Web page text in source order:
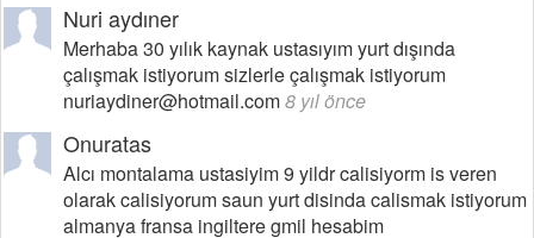
Nuri aydıner
Merhaba 30 yılık kaynak ustasıyım yurt dışında
çalışmak istiyorum sizlerle çalışmak istiyorum
nuriaydiner@hotmail.com8 yıl önce
Onuratas
Alcı montalama ustasiyim 9 yildr calisiyorm is veren
olarak calisiyorum saun yurt disinda calismak istiyorum
almanya fransa ingiltere gmil hesabim